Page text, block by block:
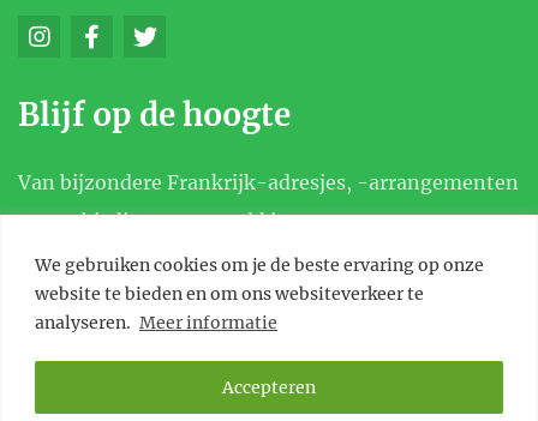
We gebruiken cookies om je de beste ervaring op onze
website te bieden en om ons websiteverkeer te
analyseren. Meer informatie
Accepteren
Blijf op de hoogte
Van bijzondere Frankrijk-adresjes, -arrangementen
en aanbiedingen, en meld je aan voor onze
nieuwsbrief.